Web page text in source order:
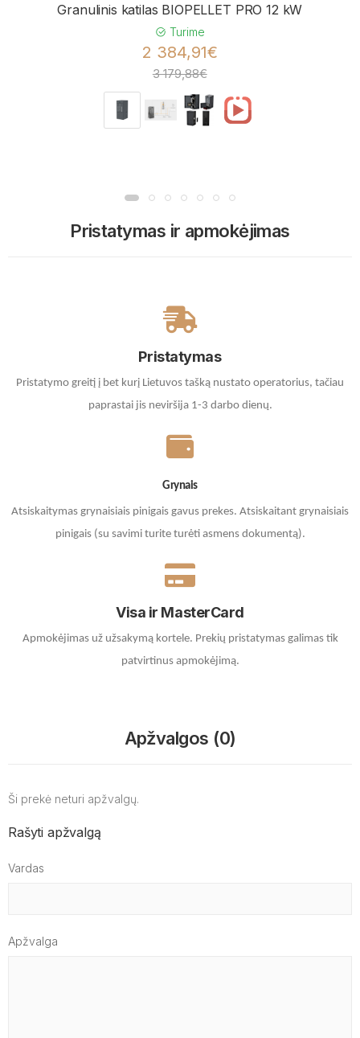
Granulinis katilas BIOPELLET PRO 12 kW
Turime
2 384,91€
3 179,88€
Pristatymas ir apmokėjimas
Pristatymas
Pristatymo greitį į bet kurį Lietuvos tašką nustato operatorius, tačiau
paprastai jis neviršija 1-3 darbo dienų.
Grynais
Atsiskaitymas grynaisiais pinigais gavus prekes. Atsiskaitant grynaisiais
pinigais (su savimi turite turėti asmens dokumentą).
Visa ir MasterCard
Apmokėjimas už užsakymą kortele. Prekių pristatymas galimas tik
patvirtinus apmokėjimą.
Apžvalgos (0)
Ši prekė neturi apžvalgų.
Rašyti apžvalgą
Vardas
Apžvalga